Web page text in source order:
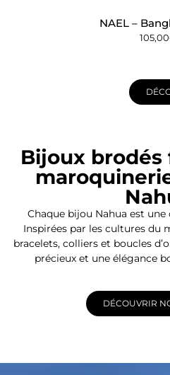
NAEL –
105,00
Bijoux
Chaque bijou Nahua est
Inspirées par les cultures du
bracelets, colliers et boucles
précieux et une élégance
DÉCOUVRIR